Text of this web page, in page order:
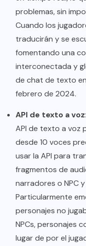
problemas, sin
Cuando los
traducirán y se
fomentando una
interconectada y
de chat de texto
febrero de 2024.
API de texto a voz:
API de texto a voz
desde 10 voces
usar la API para
fragmentos de
narradores o NPC
Particularmente
personajes no
NPCs, personajes
lugar de por el